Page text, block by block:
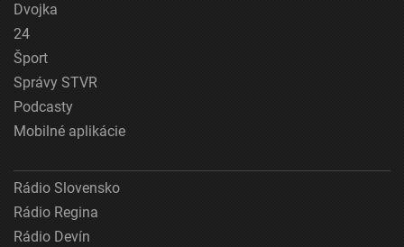
Dvojka
24
Šport
Správy STVR
Podcasty
Mobilné aplikácie
Rádio Slovensko
Rádio Regina
Rádio Devín